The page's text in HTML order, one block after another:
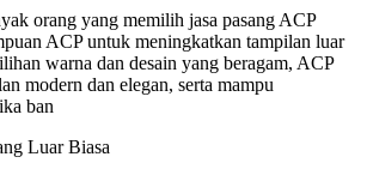
orang yang memilih jasa pasang ACP
ACP untuk meningkatkan tampilan luar
warna dan desain yang beragam, ACP
modern dan elegan, serta mampu
ban
Luar Biasa